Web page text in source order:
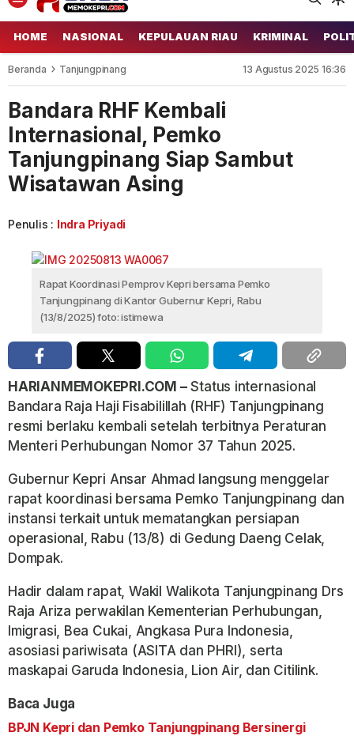
HOME NASIONAL KEPULAUAN RIAU KRIMINAL
Beranda Tanjungpinang 13 Agustus 2025 16:36
Bandara RHF Kembali
Internasional, Pemko
Tanjungpinang Siap Sambut
Wisatawan Asing
Penulis : Indra Priyadi
Rapat Koordinasi Pemprov Kepri bersama Pemko
Tanjungpinang di Kantor Gubernur Kepri, Rabu
(13/8/2025) foto: istimewa
HARIANMEMOKEPRI.COM –Status internasional
Bandara Raja Haji Fisabilillah (RHF) Tanjungpinang
resmi berlaku kembali setelah terbitnya Peraturan
Menteri Perhubungan Nomor 37 Tahun 2025.
Gubernur Kepri Ansar Ahmad langsung menggelar
rapat koordinasi bersama Pemko Tanjungpinang dan
instansi terkait untuk mematangkan persiapan
operasional, Rabu (13/8) di Gedung Daeng Celak,
Dompak.
Hadir dalam rapat, Wakil Walikota Tanjungpinang Drs
Raja Ariza perwakilan Kementerian Perhubungan,
Imigrasi, Bea Cukai, Angkasa Pura Indonesia,
asosiasi pariwisata (ASITA dan PHRI), serta
maskapai Garuda Indonesia, Lion Air, dan Citilink.
Baca Juga
BPJN Kepri dan Pemko Tanjungpinang Bersinergi